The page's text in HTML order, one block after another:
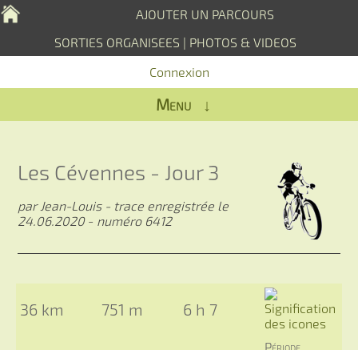
AJOUTER UN PARCOURS
SORTIES ORGANISEES | PHOTOS & VIDEOS
Connexion
Menu ↓
Les Cévennes - Jour 3
par Jean-Louis - trace enregistrée le
24.06.2020- numéro 6412
36 km 751 m 6 h 7
Période